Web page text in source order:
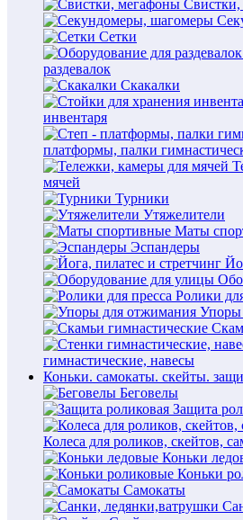
Сетки
раздевалок
Скакалки
инвентаря
платформы, палки
мячей
Турники
Утяжелители
Маты
Эспандеры
Ролики
Упоры
гимнастические, навесы
Коньки. самокаты. скейты.
Беговелы
Защита
Колеса для роликов, скейтов,
Коньки
Коньки
Самокаты